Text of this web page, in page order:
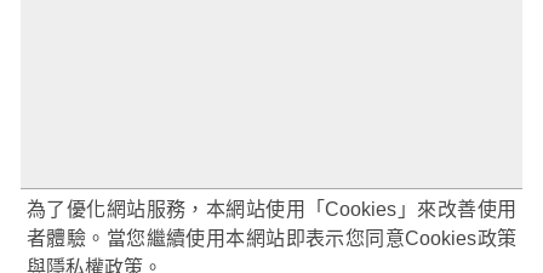
為了優化網站服務，本網站使用「Cookies」來改善使用
者體驗。當您繼續使用本網站即表示您同意Cookies政策
與隱私權政策。